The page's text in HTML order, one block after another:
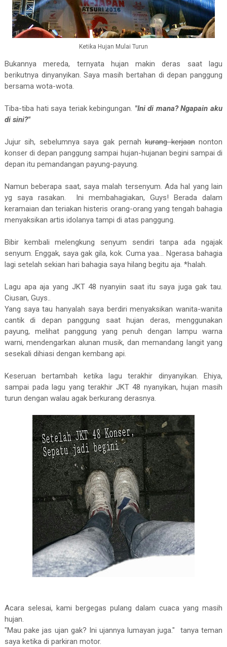
Ketika Hujan Mulai Turun
Bukannya mereda, ternyata hujan makin deras saat lagu
berikutnya dinyanyikan. Saya masih bertahan di depan panggung
bersama wota-wota.
Tiba-tiba hati saya teriak kebingungan. "Ini di mana? Ngapain aku
di sini?"
Jujur sih, sebelumnya saya gak pernahkurang kerjaannonton
konser di depan panggung sampai hujan-hujanan begini sampai di
depan itu pemandangan payung-payung.
Namun beberapa saat, saya malah tersenyum. Ada hal yang lain
yg saya rasakan. Ini membahagiakan, Guys! Berada dalam
keramaian dan teriakan histeris orang-orang yang tengah bahagia
menyaksikan artis idolanya tampi di atas panggung.
Bibir kembali melengkung senyum sendiri tanpa ada ngajak
senyum. Enggak, saya gak gila, kok. Cuma yaa... Ngerasa bahagia
lagi setelah sekian hari bahagia saya hilang begitu aja. *halah.
Lagu apa aja yang JKT 48 nyanyiin saat itu saya juga gak tau.
Ciusan, Guys..
Yang saya tau hanyalah saya berdiri menyaksikan wanita-wanita
cantik di depan panggung saat hujan deras, menggunakan
payung, melihat panggung yang penuh dengan lampu warna
warni, mendengarkan alunan musik, dan memandang langit yang
sesekali dihiasi dengan kembang api.
Keseruan bertambah ketika lagu terakhir dinyanyikan. Ehiya,
sampai pada lagu yang terakhir JKT 48 nyanyikan, hujan masih
turun dengan walau agak berkurang derasnya.
Acara selesai, kami bergegas pulang dalam cuaca yang masih
hujan.
"Mau pake jas ujan gak? Ini ujannya lumayan juga." tanya teman
saya ketika di parkiran motor.